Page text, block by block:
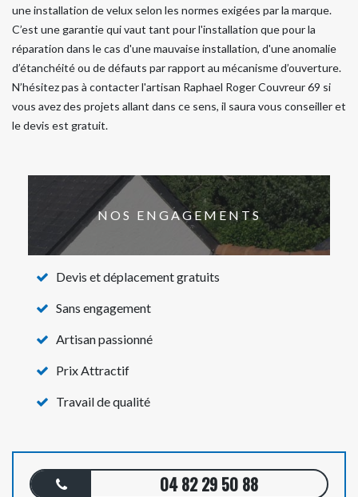
une installation de velux selon les normes exigées par la marque.
C’est une garantie qui vaut tant pour l'installation que pour la
réparation dans le cas d'une mauvaise installation, d'une anomalie
d’étanchéité ou de défauts par rapport au mécanisme d’ouverture.
N’hésitez pas à contacter l'artisan Raphael Roger Couvreur 69 si
vous avez des projets allant dans ce sens, il saura vous conseiller et
le devis est gratuit.
NOS ENGAGEMENTS
Devis et déplacement gratuits
Sans engagement
Artisan passionné
Prix Attractif
Travail de qualité
04 82 29 50 88